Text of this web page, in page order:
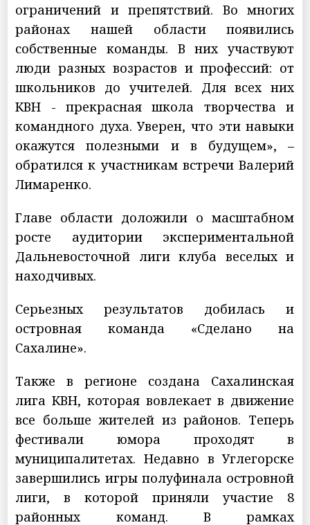
ограничений и препятствий. Во многих
районах нашей области появились
собственные команды. В них участвуют
люди разных возрастов и профессий: от
школьников до учителей. Для всех них
КВН - прекрасная школа творчества и
командного духа. Уверен, что эти навыки
окажутся полезными и в будущем», –
обратился к участникам встречи Валерий
Лимаренко.
Главе области доложили о масштабном
росте аудитории экспериментальной
Дальневосточной лиги клуба веселых и
находчивых.
Серьезных результатов добилась и
островная команда «Сделано на
Сахалине».
Также в регионе создана Сахалинская
лига КВН, которая вовлекает в движение
все больше жителей из районов. Теперь
фестивали юмора проходят в
муниципалитетах. Недавно в Углегорске
завершились игры полуфинала островной
лиги, в которой приняли участие 8
районных команд. В рамках